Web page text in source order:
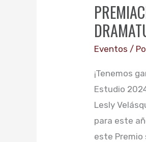
Eventos /
¡Tenemos
Estudio
Lesly
para este
este Premio
LECTURA
DRAMÁTICA,
5TO
DE
TEATRO
ESTUDIO